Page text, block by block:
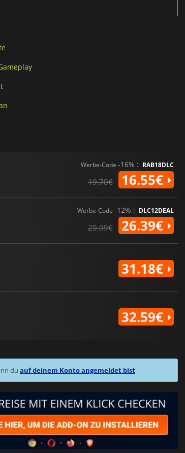
Werbe-Code -16% : RAB18DLC
19.70€ 16.55€
Werbe-Code -12% : DLC12DEAL
29.99€ 26.39€
31.18€
32.59€
du auf deinem Konto angemeldet bist